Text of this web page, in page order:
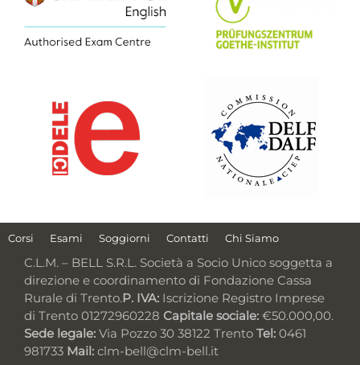
Corsi Esami Soggiorni Contatti Chi Siamo
C.L.M. – BELL S.R.L. Società a Socio Unico soggetta a
direzione e coordinamento di Fondazione Cassa
Rurale di Trento.P. IVA: Iscrizione Registro Imprese
di Trento 01272960228 Capitale sociale: €50.000,00.
Sede legale: Via Pozzo 30 38122 Trento Tel: 0461
981733 Mail: clm-bell@clm-bell.it